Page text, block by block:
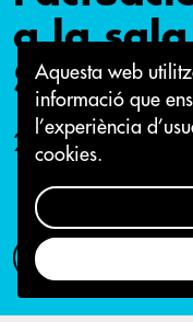
Aquesta web
informació que
l’experiència
cookies.
a la
Sabadell
20 de novembre
Com participar